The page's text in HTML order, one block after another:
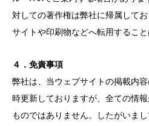
対しての著作権は弊社に帰属して
サイトや印刷物などへ転用すること
４．免責事項
弊社は、当ウェブサイトの掲載内
時更新しておりますが、全ての情
ものではありません。したがいま